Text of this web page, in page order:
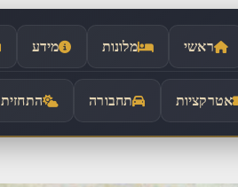
ראשי מלונות מידע
אטרקציות תחבורה התחזית